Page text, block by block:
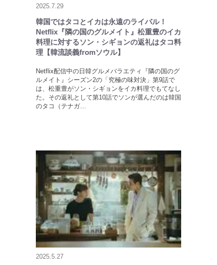
2025.7.29
韓国ではタコとイカは永遠のライバル！
Netflix『隣の国のグルメイト』松重豊のイカ
料理に対するソン・シギョンの返礼はタコ料
理【韓流談義fromソウル】
Netflix配信中の日韓グルメバラエティ『隣の国のグ
ルメイト』シーズン2の「究極の味対決」第9話で
は、松重豊がソン・シギョンをイカ料理でもてなし
た。その返礼として第10話でソンが選んだのは韓国
のタコ（テナガ…
2025.5.27